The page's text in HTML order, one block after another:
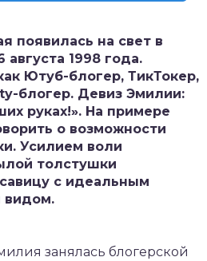
появилась на свет в
1998 года.
Ютуб-блогер, ТикТокер,
блогер. Девиз Эмилии:
руках!». На примере
о возможности
Усилием воли
толстушки
с идеальным
видом.
занялась блогерской